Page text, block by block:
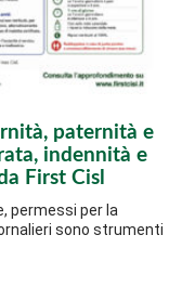
paternità e
indennità e
First Cisl
permessi per la
sono strumenti